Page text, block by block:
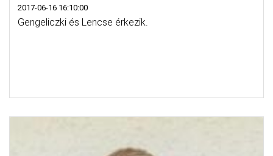
2017-06-16 16:10:00
Gengeliczki és Lencse érkezik.